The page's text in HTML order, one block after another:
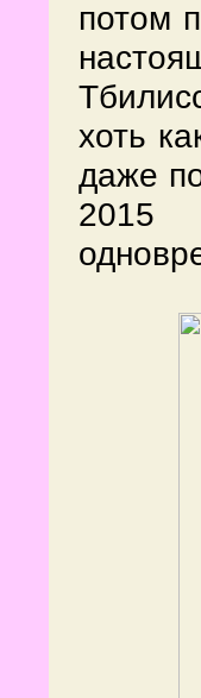
потом
хоть
даже
2015